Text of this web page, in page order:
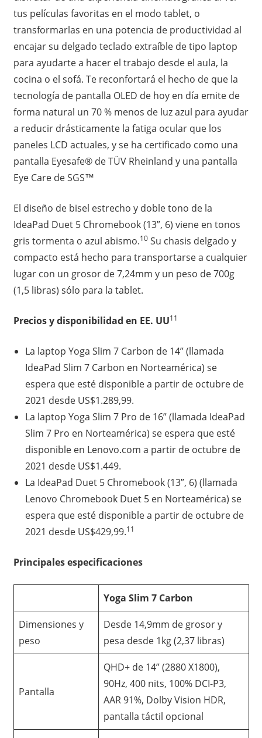
tus películas favoritas en el modo tablet, o
transformarlas en una potencia de productividad al
encajar su delgado teclado extraíble de tipo laptop
para ayudarte a hacer el trabajo desde el aula, la
cocina o el sofá. Te reconfortará el hecho de que la
tecnología de pantalla OLED de hoy en día emite de
forma natural un 70 % menos de luz azul para ayudar
a reducir drásticamente la fatiga ocular que los
paneles LCD actuales, y se ha certificado como una
pantalla Eyesafe® de TÜV Rheinland y una pantalla
Eye Care de SGS™
El diseño de bisel estrecho y doble tono de la
IdeaPad Duet 5 Chromebook (13”, 6) viene en tonos
gris tormenta o azul abismo.10Su chasis delgado y
compacto está hecho para transportarse a cualquier
lugar con un grosor de 7,24mm y un peso de 700g
(1,5 libras) sólo para la tablet.
Precios y disponibilidad en EE. UU11
La laptop Yoga Slim 7 Carbon de 14” (llamada
IdeaPad Slim 7 Carbon en Norteamérica) se
espera que esté disponible a partir de octubre de
2021 desde US$1.289,99.
La laptop Yoga Slim 7 Pro de 16” (llamada IdeaPad
Slim 7 Pro en Norteamérica) se espera que esté
disponible en Lenovo.com a partir de octubre de
2021 desde US$1.449.
La IdeaPad Duet 5 Chromebook (13”, 6) (llamada
Lenovo Chromebook Duet 5 en Norteamérica) se
espera que esté disponible a partir de octubre de
2021 desde US$429,99.11
Principales especificaciones
Yoga Slim 7 Carbon
Dimensiones y
peso
Desde 14,9mm de grosor y
pesa desde 1kg (2,37 libras)
Pantalla
QHD+ de 14” (2880 X1800),
90Hz, 400 nits, 100% DCI-P3,
AAR 91%, Dolby Vision HDR,
pantalla táctil opcional